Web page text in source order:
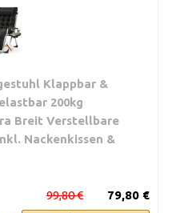
Klappbar &
200kg
Breit Verstellbare
Nackenkissen &
79,80 €
99,80 €